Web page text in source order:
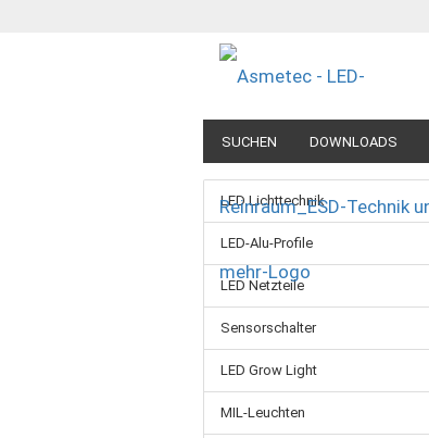
SUCHEN DOWNLOADS
LED Lichttechnik
LED-Alu-Profile
LED Netzteile
Sensorschalter
LED Grow Light
MIL-Leuchten